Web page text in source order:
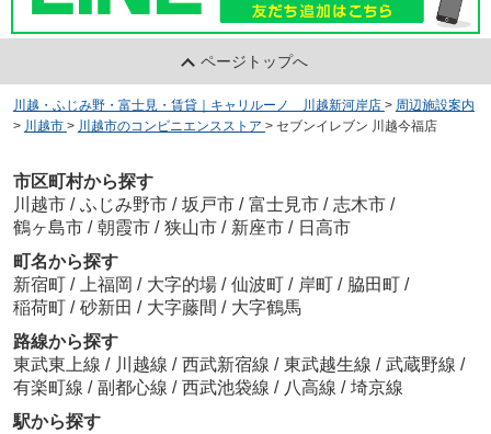
ページトップへ
川越・ふじみ野・富士見・賃貸｜キャリルーノ 川越新河岸店 > 周辺施設案内
> 川越市 > 川越市のコンビニエンスストア > セブンイレブン 川越今福店
市区町村から探す
川越市 / ふじみ野市 / 坂戸市 / 富士見市 / 志木市 /
鶴ヶ島市 / 朝霞市 / 狭山市 / 新座市 / 日高市
町名から探す
新宿町 / 上福岡 / 大字的場 / 仙波町 / 岸町 / 脇田町 /
稲荷町 / 砂新田 / 大字藤間 / 大字鶴馬
路線から探す
東武東上線 / 川越線 / 西武新宿線 / 東武越生線 / 武蔵野線 /
有楽町線 / 副都心線 / 西武池袋線 / 八高線 / 埼京線
駅から探す